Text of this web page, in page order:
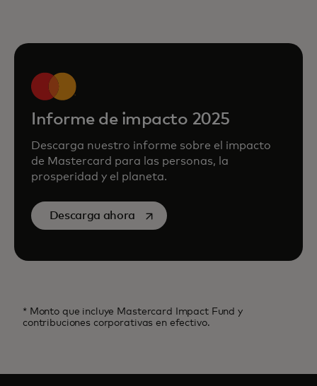
Informe de impacto 2025
Descarga nuestro informe sobre el impacto
de Mastercard para las personas, la
prosperidad y el planeta.
Descarga ahora se abre en una pestaña nueva
* Monto que incluye Mastercard Impact Fund y
contribuciones corporativas en efectivo.